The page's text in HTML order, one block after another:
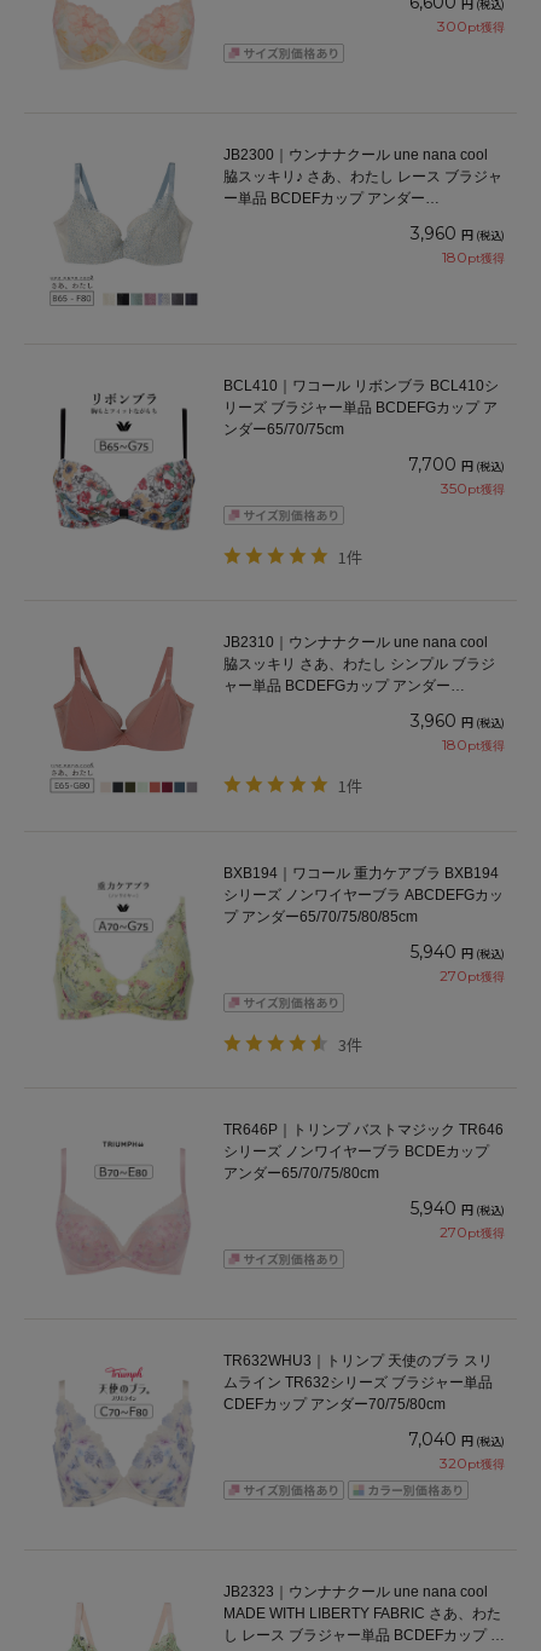
(税込)
300pt獲得
JB2300｜ウンナナクール une nana cool
脇スッキリ♪ さあ、わたし レース ブラジャ
ー単品 BCDEFカップ アンダー
3,960 円 (税込)
180pt獲得
BCL410｜ワコール リボンブラ BCL410シ
リーズ ブラジャー単品 BCDEFGカップ ア
ンダー65/70/75cm
7,700 円 (税込)
350pt獲得
1件
JB2310｜ウンナナクール une nana cool
脇スッキリ さあ、わたし シンプル ブラジ
ャー単品 BCDEFGカップ アンダー
3,960 円 (税込)
180pt獲得
1件
BXB194｜ワコール 重力ケアブラ BXB194
シリーズ ノンワイヤーブラ ABCDEFGカッ
プ アンダー65/70/75/80/85cm
5,940 円 (税込)
270pt獲得
3件
TR646P｜トリンプ バストマジック TR646
シリーズ ノンワイヤーブラ BCDEカップ
アンダー65/70/75/80cm
5,940 円 (税込)
270pt獲得
TR632WHU3｜トリンプ 天使のブラ スリ
ムライン TR632シリーズ ブラジャー単品
CDEFカップ アンダー70/75/80cm
7,040 円 (税込)
320pt獲得
JB2323｜ウンナナクール une nana cool
MADE WITH LIBERTY FABRIC さあ、わた
し レース ブラジャー単品 BCDEFカップ ア